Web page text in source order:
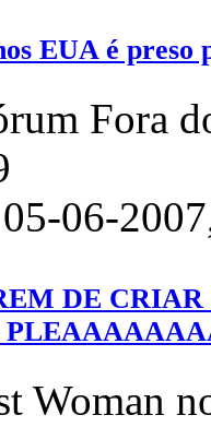
EUA é
Fora
05-06-
DE
Woman